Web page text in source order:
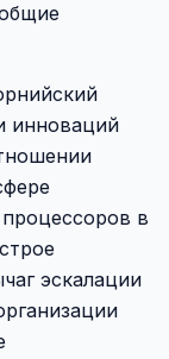
инноваций
в
эскалации